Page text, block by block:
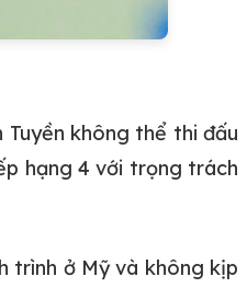
không thể thi đấu
hạng 4 với trọng trách
trình ở Mỹ và không kịp